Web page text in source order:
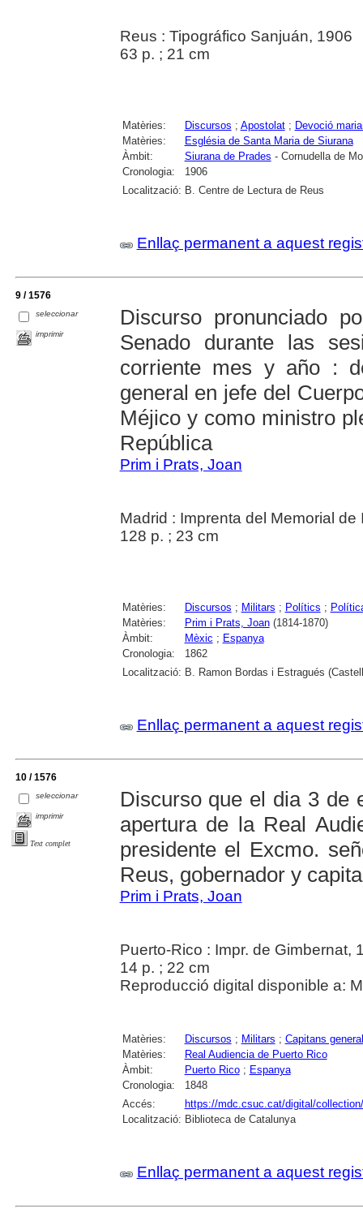
Reus : Tipográfico Sanjuán, 1906
63 p. ; 21 cm
Matèries: Discursos ; Apostolat; Devoció
Matèries:
Església de Santa Maria de Siurana
Àmbit:
Siurana de Prades - Cornudella de
Cronologia:
1906
Localització: B. Centre de Lectura de Reus
Enllaç permanent a aquest
9 / 1576
seleccionar
imprimir
Discurso pronunciado
Senado durante las
corriente mes y año :
general en jefe del
Méjico y como ministro
República
Prim i Prats, Joan
Madrid : Imprenta del Memorial
128 p. ; 23 cm
Matèries: Discursos ; Militars ; Polítics ;
Matèries:
Prim i Prats, Joan(1814-1870)
Àmbit:
Mèxic ; Espanya
Cronologia:
1862
Localització: B. Ramon Bordas i Estragués
Enllaç permanent a aquest
10 / 1576
seleccionar
imprimir
Text complet
Discurso que el dia 3 de
apertura de la Real
presidente el Excmo.
Reus, gobernador y
Prim i Prats, Joan
Puerto-Rico : Impr. de Gimbernat,
14 p. ; 22 cm
Reproducció digital disponible a:
Matèries: Discursos ; Militars ; Capitans
Matèries:
Real Audiencia de Puerto Rico
Àmbit:
Puerto Rico; Espanya
Cronologia:
1848
Accés:
https://mdc.csuc.cat/digital/
Localització: Biblioteca de Catalunya
Enllaç permanent a aquest